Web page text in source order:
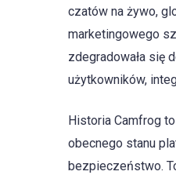
czatów na żywo,
marketingowego
zdegradowała się
użytkowników,
Historia Camfrog
obecnego stanu
bezpieczeństwo.